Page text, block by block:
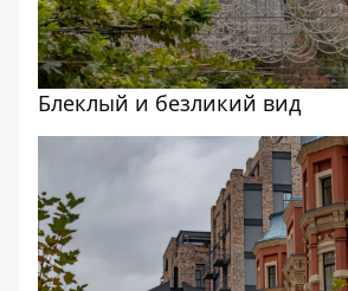
Блеклый и безликий вид